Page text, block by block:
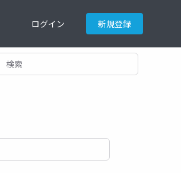
ログイン 新規登録